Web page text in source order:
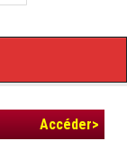
Accéder>